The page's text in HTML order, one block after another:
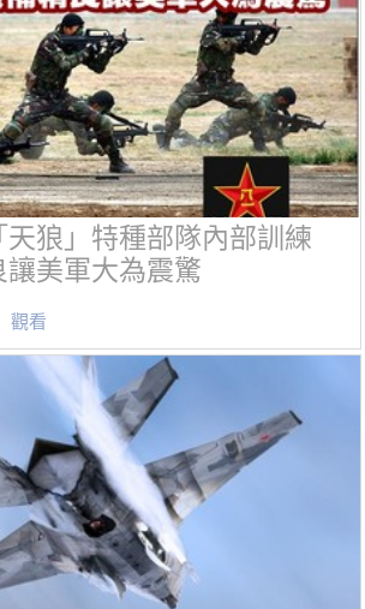
狼」特種部隊內部訓練
讓美軍大為震驚
觀看